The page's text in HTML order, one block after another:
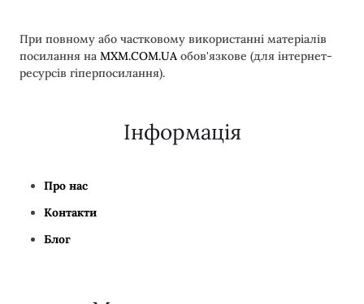
При повному або частковому використанні матеріалів
посилання на MXM.COM.UA обов'язкове (для інтернет-
ресурсів гіперпосилання).
Інформація
Про нас
Контакти
Блог